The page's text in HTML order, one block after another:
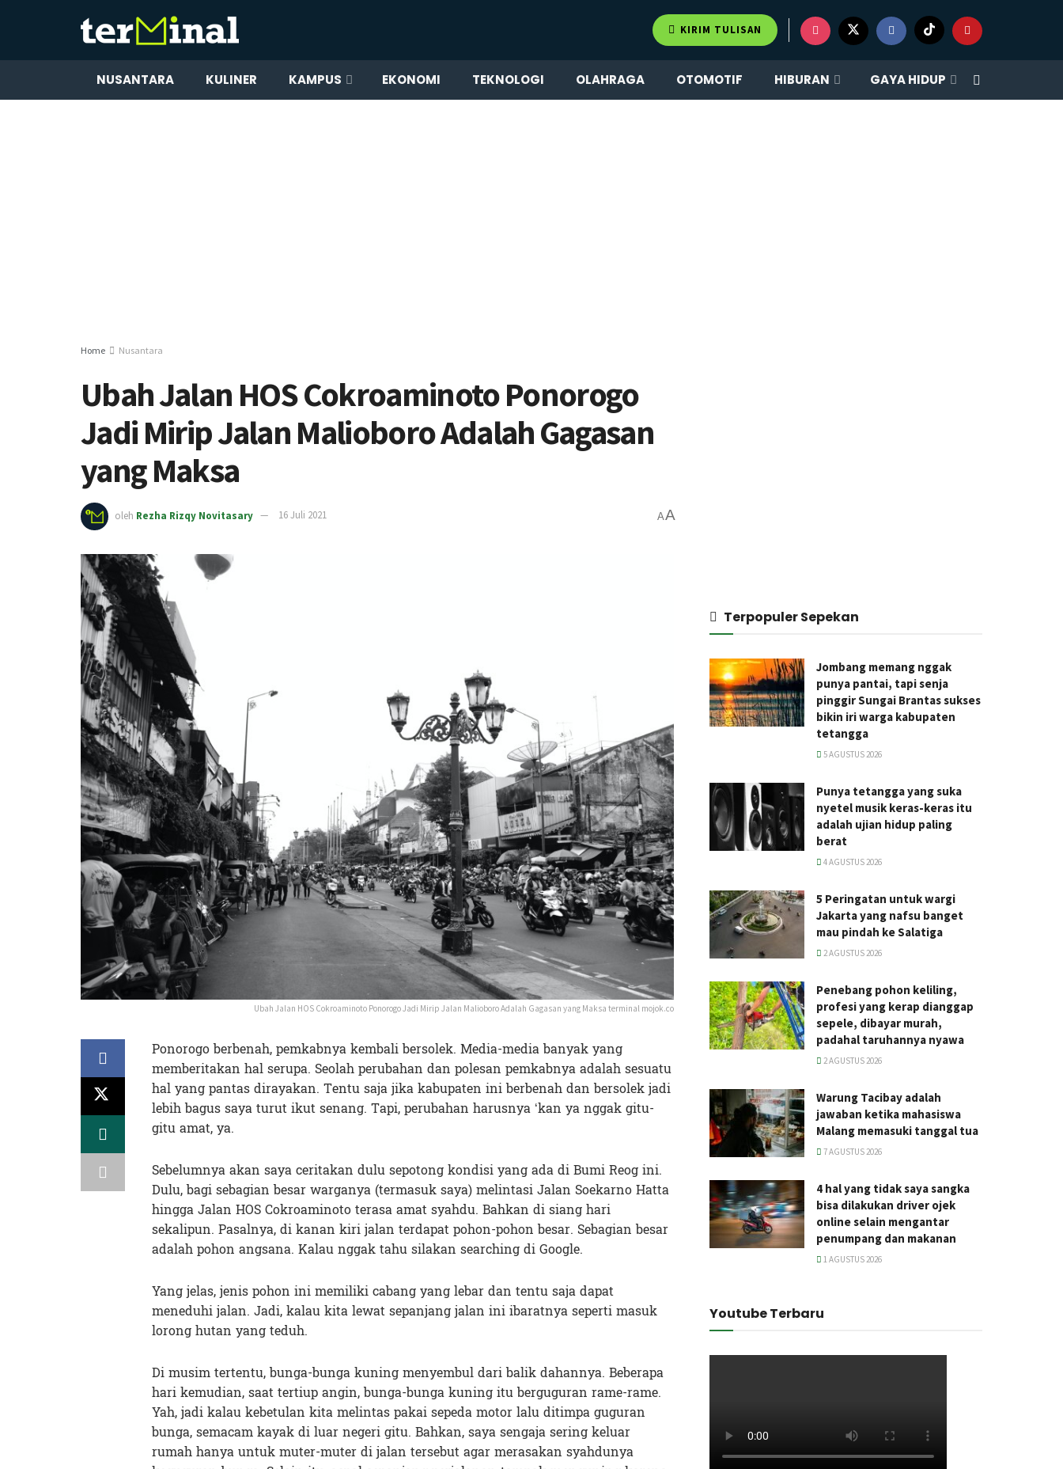
KIRIM TULISAN
NUSANTARA KULINER KAMPUS EKONOMI TEKNOLOGI OLAHRAGA OTOMOTIF HIBURAN GAYA HIDUP
Home Nusantara
Ubah Jalan HOS Cokroaminoto Ponorogo
Jadi Mirip Jalan Malioboro Adalah Gagasan
yang Maksa
oleh Rezha Rizqy Novitasary 16 Juli 2021 AA
Ubah Jalan HOS Cokroaminoto Ponorogo Jadi Mirip Jalan Malioboro Adalah Gagasan yang Maksa terminal mojok.co
Ponorogo berbenah, pemkabnya kembali bersolek. Media-media banyak yang
memberitakan hal serupa. Seolah perubahan dan polesan pemkabnya adalah sesuatu
hal yang pantas dirayakan. Tentu saja jika kabupaten ini berbenah dan bersolek jadi
lebih bagus saya turut ikut senang. Tapi, perubahan harusnya ‘kan ya nggak gitu-
gitu amat, ya.
Sebelumnya akan saya ceritakan dulu sepotong kondisi yang ada di Bumi Reog ini.
Dulu, bagi sebagian besar warganya (termasuk saya) melintasi Jalan Soekarno Hatta
hingga Jalan HOS Cokroaminoto terasa amat syahdu. Bahkan di siang hari
sekalipun. Pasalnya, di kanan kiri jalan terdapat pohon-pohon besar. Sebagian besar
adalah pohon angsana. Kalau nggak tahu silakan searching di Google.
Yang jelas, jenis pohon ini memiliki cabang yang lebar dan tentu saja dapat
meneduhi jalan. Jadi, kalau kita lewat sepanjang jalan ini ibaratnya seperti masuk
lorong hutan yang teduh.
Di musim tertentu, bunga-bunga kuning menyembul dari balik dahannya. Beberapa
hari kemudian, saat tertiup angin, bunga-bunga kuning itu berguguran rame-rame.
Yah, jadi kalau kebetulan kita melintas pakai sepeda motor lalu ditimpa guguran
bunga, semacam kayak di luar negeri gitu. Bahkan, saya sengaja sering keluar
rumah hanya untuk muter-muter di jalan tersebut agar merasakan syahdunya
Terpopuler Sepekan
Jombang memang nggak
punya pantai, tapi senja
pinggir Sungai Brantas sukses
bikin iri warga kabupaten
tetangga
5 AGUSTUS 2026
Punya tetangga yang suka
nyetel musik keras-keras itu
adalah ujian hidup paling
berat
4 AGUSTUS 2026
5 Peringatan untuk wargi
Jakarta yang nafsu banget
mau pindah ke Salatiga
2 AGUSTUS 2026
Penebang pohon keliling,
profesi yang kerap dianggap
sepele, dibayar murah,
padahal taruhannya nyawa
2 AGUSTUS 2026
Warung Tacibay adalah
jawaban ketika mahasiswa
Malang memasuki tanggal tua
7 AGUSTUS 2026
4 hal yang tidak saya sangka
bisa dilakukan driver ojek
online selain mengantar
penumpang dan makanan
1 AGUSTUS 2026
Youtube Terbaru